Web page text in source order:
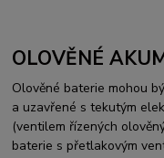
OLOVĚNÉ
Olověné baterie mohou
a uzavřené s tekutým
(ventilem řízených
baterie s přetlakovým